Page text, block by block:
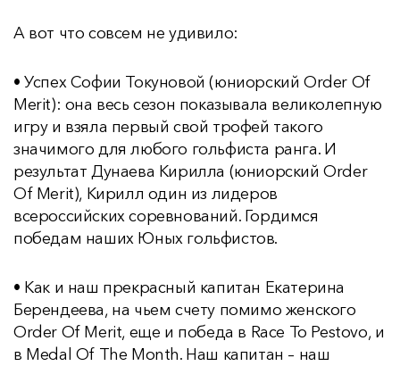
А вот что совсем не удивило:
• Успех Софии Токуновой (юниорский Order Of
Merit): она весь сезон показывала великолепную
игру и взяла первый свой трофей такого
значимого для любого гольфиста ранга. И
результат Дунаева Кирилла (юниорский Order
Of Merit), Кирилл один из лидеров
всероссийских соревнований. Гордимся
победам наших Юных гольфистов.
• Как и наш прекрасный капитан Екатерина
Берендеева, на чьем счету помимо женского
Order Of Merit, еще и победа в Race To Pestovo, и
в Medal Of The Month. Наш капитан – наш